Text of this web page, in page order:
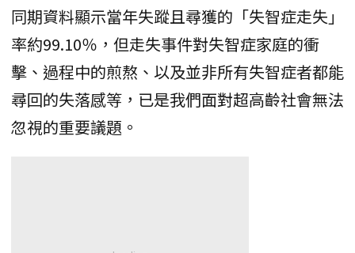
同期資料顯示當年失蹤且尋獲的「失智症走失」
率約99.10％，但走失事件對失智症家庭的衝
擊、過程中的煎熬、以及並非所有失智症者都能
尋回的失落感等，已是我們面對超高齡社會無法
忽視的重要議題。